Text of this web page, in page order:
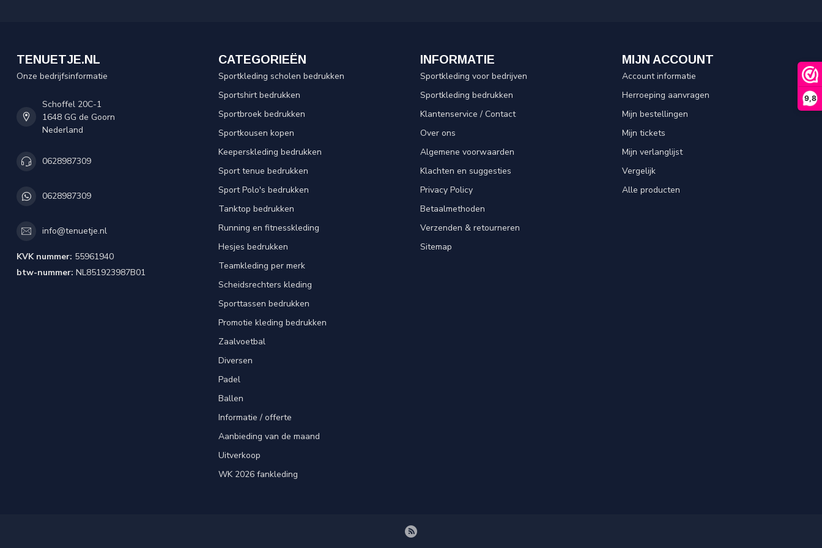
9,8
TENUETJE.NL
Onze bedrijfsinformatie
Schoffel 20C-1
1648 GG de Goorn
Nederland
0628987309
0628987309
info@tenuetje.nl
KVK nummer: 55961940
btw-nummer: NL851923987B01
CATEGORIEËN
Sportkleding scholen bedrukken
Sportshirt bedrukken
Sportbroek bedrukken
Sportkousen kopen
Keeperskleding bedrukken
Sport tenue bedrukken
Sport Polo's bedrukken
Tanktop bedrukken
Running en fitnesskleding
Hesjes bedrukken
Teamkleding per merk
Scheidsrechters kleding
Sporttassen bedrukken
Promotie kleding bedrukken
Zaalvoetbal
Diversen
Padel
Ballen
Informatie / offerte
Aanbieding van de maand
Uitverkoop
WK 2026 fankleding
INFORMATIE
Sportkleding voor bedrijven
Sportkleding bedrukken
Klantenservice / Contact
Over ons
Algemene voorwaarden
Klachten en suggesties
Privacy Policy
Betaalmethoden
Verzenden & retourneren
Sitemap
MIJN ACCOUNT
Account informatie
Herroeping aanvragen
Mijn bestellingen
Mijn tickets
Mijn verlanglijst
Vergelijk
Alle producten